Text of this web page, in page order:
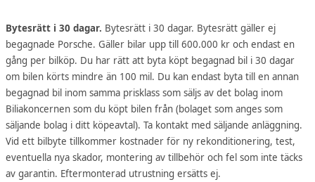
Bytesrätt i 30 dagar. Bytesrätt i 30 dagar. Bytesrätt gäller ej
begagnade Porsche. Gäller bilar upp till 600.000 kr och endast en
gång per bilköp. Du har rätt att byta köpt begagnad bil i 30 dagar
om bilen körts mindre än 100 mil. Du kan endast byta till en annan
begagnad bil inom samma prisklass som säljs av det bolag inom
Biliakoncernen som du köpt bilen från (bolaget som anges som
säljande bolag i ditt köpeavtal). Ta kontakt med säljande anläggning.
Vid ett bilbyte tillkommer kostnader för ny rekonditionering, test,
eventuella nya skador, montering av tillbehör och fel som inte täcks
av garantin. Eftermonterad utrustning ersätts ej.